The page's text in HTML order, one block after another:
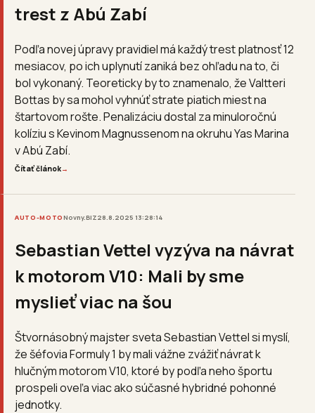
trest z Abú Zabí
Podľa novej úpravy pravidiel má každý trest platnosť 12
mesiacov, po ich uplynutí zaniká bez ohľadu na to, či
bol vykonaný. Teoreticky by to znamenalo, že Valtteri
Bottas by sa mohol vyhnúť strate piatich miest na
štartovom rošte. Penalizáciu dostal za minuloročnú
kolíziu s Kevinom Magnussenom na okruhu Yas Marina
v Abú Zabí.
Čítať článok→
AUTO-MOTONovny.BIZ28.8.2025 13:28:14
Sebastian Vettel vyzýva na návrat
k motorom V10: Mali by sme
myslieť viac na šou
Štvornásobný majster sveta Sebastian Vettel si myslí,
že šéfovia Formuly 1 by mali vážne zvážiť návrat k
hlučným motorom V10, ktoré by podľa neho športu
prospeli oveľa viac ako súčasné hybridné pohonné
jednotky.